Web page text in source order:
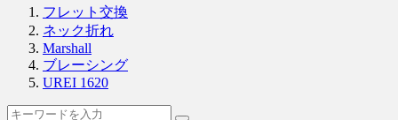
フレット交換
ネック折れ
Marshall
ブレーシング
UREI 1620